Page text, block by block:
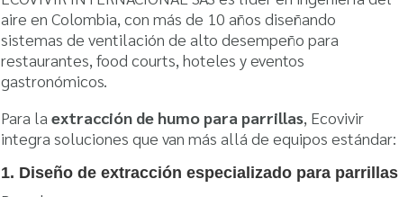
aire en Colombia, con más de 10 años diseñando
sistemas de ventilación de alto desempeño para
restaurantes, food courts, hoteles y eventos
gastronómicos.
Para la extracción de humo para parrillas, Ecovivir
integra soluciones que van más allá de equipos estándar:
1. Diseño de extracción especializado para parrillas